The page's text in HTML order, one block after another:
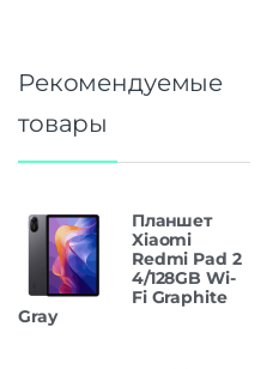
Рекомендуемые
товары
Планшет
Xiaomi
Redmi Pad 2
4/128GB Wi-
Fi Graphite
Gray